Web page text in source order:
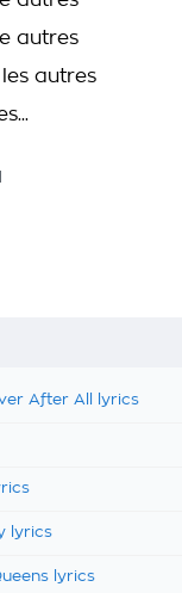
autres
autres
After All lyrics
lyrics
lyrics